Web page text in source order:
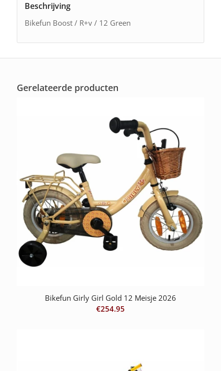
Beschrijving
Bikefun Boost / R+v / 12 Green
Gerelateerde producten
Bikefun Girly Girl Gold 12 Meisje 2026
€254.95